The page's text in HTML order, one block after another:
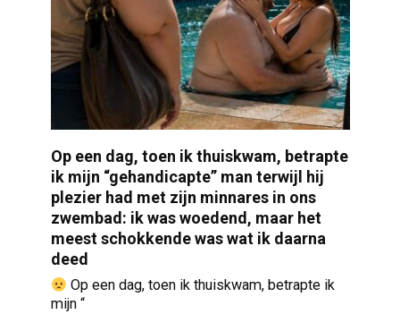
Op een dag, toen ik thuiskwam, betrapte
ik mijn “gehandicapte” man terwijl hij
plezier had met zijn minnares in ons
zwembad: ik was woedend, maar het
meest schokkende was wat ik daarna
deed
Op een dag, toen ik thuiskwam, betrapte ik
mijn “